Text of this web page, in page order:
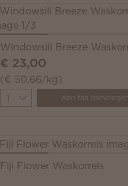
Windowsill Breeze
€ 23,00
(€ 50,66/kg)
Quantity
Aan tas toevoegen
Fiji Flower Waskorrels